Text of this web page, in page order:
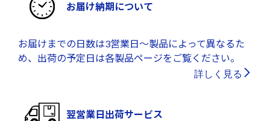
お届け納期について
お届けまでの日数は3営業日～製品によって異なるた
め、出荷の予定日は各製品ページをご覧ください。
詳しく見る
翌営業日出荷サービス